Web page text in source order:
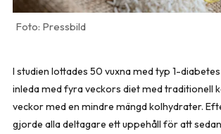
Pressbild
I studien lottades 50 vuxna med typ 1-
inleda med fyra veckors diet med traditionell
veckor med en mindre mängd kolhydrater.
gjorde alla deltagare ett uppehåll för att